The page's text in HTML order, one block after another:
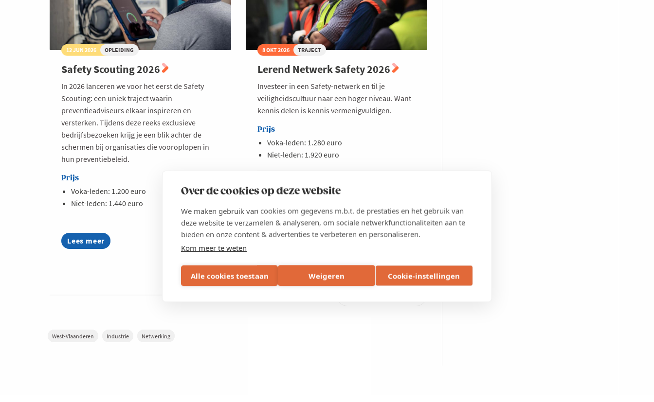
Over de cookies op deze website
We maken gebruik van cookies om gegevens m.b.t. de prestaties en het gebruik van
deze website te verzamelen & analyseren, om sociale netwerkfunctionaliteiten aan te
bieden en onze content & advertenties te verbeteren en personaliseren.
Kom meer te weten
Alle cookies toestaan Weigeren Cookie-instellingen
12 JUN 2026 OPLEIDING
Safety Scouting 2026
In 2026 lanceren we voor het eerst de Safety
Scouting: een uniek traject waarin
preventieadviseurs elkaar inspireren en
versterken. Tijdens deze reeks exclusieve
bedrijfsbezoeken krijg je een blik achter de
schermen bij organisaties die vooroplopen in
hun preventiebeleid.
Prijs
Voka-leden: 1.200 euro
Niet-leden: 1.440 euro
Lees meer
about
Safety
8 OKT 2026 TRAJECT
Lerend Netwerk Safety 2026
Investeer in een Safety-netwerk en til je
veiligheidscultuur naar een hoger niveau. Want
kennis delen is kennis vermenigvuldigen.
Prijs
Voka-leden: 1.280 euro
Niet-leden: 1.920 euro
Lees meer
about
Lerend
2026
West-Vlaanderen Industrie Netwerking